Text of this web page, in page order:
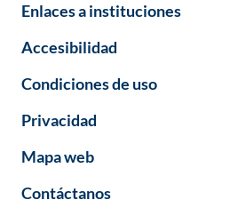
Enlaces a instituciones
Accesibilidad
Condiciones de uso
Privacidad
Mapa web
Contáctanos